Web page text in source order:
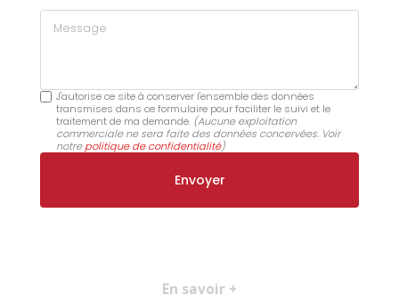
Message
J'autorise ce site à conserver l'ensemble des données
transmises dans ce formulaire pour faciliter le suivi et le
traitement de ma demande. (Aucune exploitation
commerciale ne sera faite des données concervées. Voir
notrepolitique de confidentialité)
En savoir +